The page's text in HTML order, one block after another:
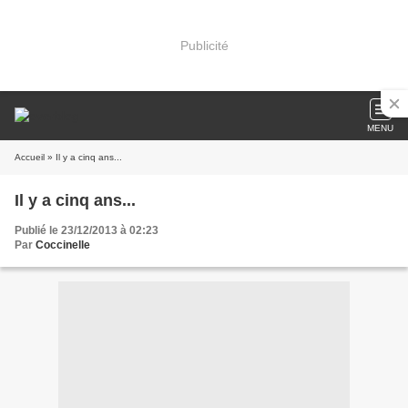
Publicité
MENU
Accueil » Il y a cinq ans...
Il y a cinq ans...
Publié le 23/12/2013 à 02:23
Par Coccinelle